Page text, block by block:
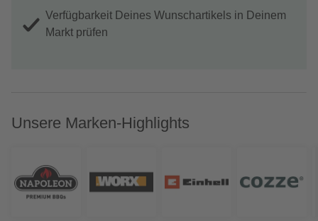
Verfügbarkeit Deines Wunschartikels in Deinem
Markt prüfen
Unsere Marken-Highlights